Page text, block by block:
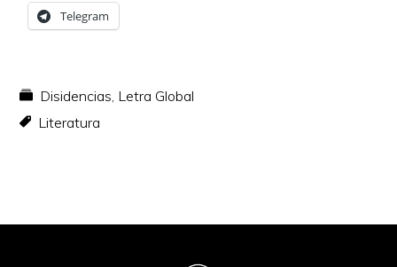
Telegram
Disidencias, Letra Global
Literatura